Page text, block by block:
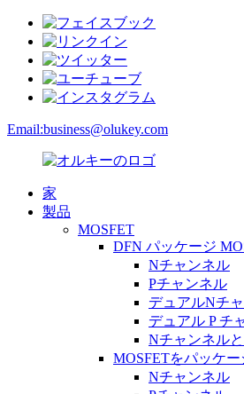
Email:business@olukey.com
家
製品
MOSFET
DFN パッケージ
Nチャンネル
Pチャンネル
デュアルNチ
デュアル P チ
Nチャンネル
MOSFETをパッケー
Nチャンネル